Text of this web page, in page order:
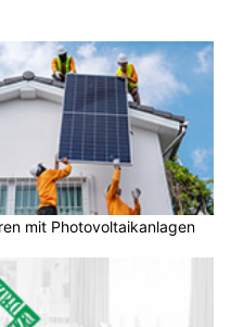
mit Photovoltaikanlagen